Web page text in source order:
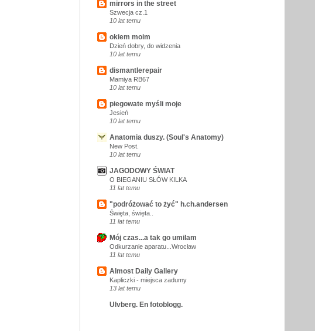
mirrors in the street
Szwecja cz.1
10 lat temu
okiem moim
Dzień dobry, do widzenia
10 lat temu
dismantlerepair
Mamiya RB67
10 lat temu
piegowate myśli moje
Jesień
10 lat temu
Anatomia duszy. (Soul's Anatomy)
New Post.
10 lat temu
JAGODOWY ŚWIAT
O BIEGANIU SŁÓW KILKA
11 lat temu
"podróżować to żyć" h.ch.andersen
Święta, święta..
11 lat temu
Mój czas...a tak go umilam
Odkurzanie aparatu...Wrocław
11 lat temu
Almost Daily Gallery
Kapliczki - miejsca zadumy
13 lat temu
Ulvberg. En fotoblogg.